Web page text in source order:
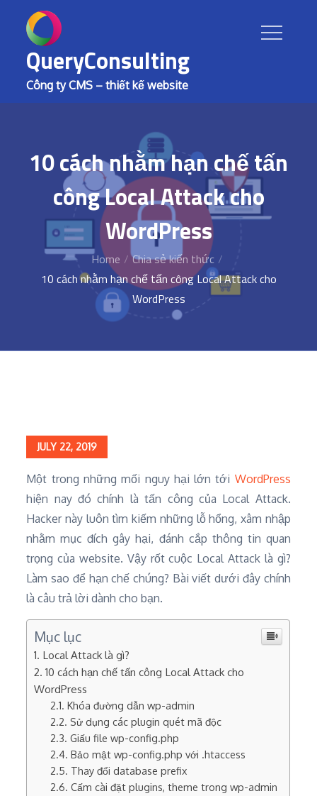
contentQueryConsulting
Công ty CMS – thiết kế website
10 cách nhằm hạn chế tấn
công Local Attack cho
WordPress
Home
Chia sẻ kiến thức
10 cách nhằm hạn chế tấn công Local Attack cho
WordPress
Posted
JULY 22, 2019
Một trong những mối nguy hại lớn tới WordPress
hiện nay đó chính là tấn công của Local Attack.
Hacker này luôn tìm kiếm những lỗ hổng, xâm nhập
nhằm mục đích gây hại, đánh cắp thông tin quan
trọng của website. Vậy rốt cuộc Local Attack là gì?
Làm sao để hạn chế chúng? Bài viết dưới đây chính
là câu trả lời dành cho bạn.
Mục lục
Local Attack là gì?
10 cách hạn chế tấn công Local Attack cho
WordPress
Khóa đường dẫn wp-admin
Sử dụng các plugin quét mã độc
Giấu file wp-config.php
Bảo mật wp-config.php với .htaccess
Thay đổi database prefix
Cấm cài đặt plugins, theme trong wp-admin